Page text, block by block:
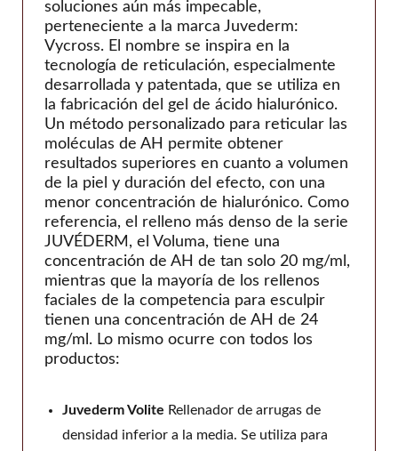
soluciones aún más impecable,
perteneciente a la marca Juvederm:
Vycross. El nombre se inspira en la
tecnología de reticulación, especialmente
desarrollada y patentada, que se utiliza en
la fabricación del gel de ácido hialurónico.
Un método personalizado para reticular las
moléculas de AH permite obtener
resultados superiores en cuanto a volumen
de la piel y duración del efecto, con una
menor concentración de hialurónico. Como
referencia, el relleno más denso de la serie
JUVÉDERM, el Voluma, tiene una
concentración de AH de tan solo 20 mg/ml,
mientras que la mayoría de los rellenos
faciales de la competencia para esculpir
tienen una concentración de AH de 24
mg/ml. Lo mismo ocurre con todos los
productos:
Juvederm Volite Rellenador de arrugas de
densidad inferior a la media. Se utiliza para